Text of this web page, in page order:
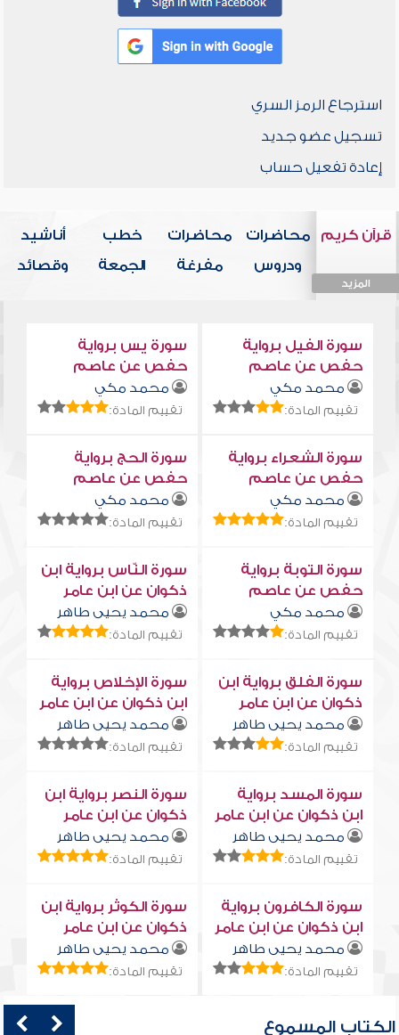
استرجاع الرمز السري
تسجيل عضو جديد
إعادة تفعيل حساب
قرآن كريم
المزيد
محاضرات
ودروس
محاضرات
مفرغة
خطب
الجمعة
أناشيد
وقصائد
سورة الفيل برواية
حفص عن عاصم
محمد مكي
تقييم المادة:
سورة يس برواية
حفص عن عاصم
محمد مكي
تقييم المادة:
سورة الشعراء برواية
حفص عن عاصم
محمد مكي
تقييم المادة:
سورة الحج برواية
حفص عن عاصم
محمد مكي
تقييم المادة:
سورة التوبة برواية
حفص عن عاصم
محمد مكي
تقييم المادة:
سورة النّاس برواية ابن
ذكوان عن ابن عامر
محمد يحيى طاهر
تقييم المادة:
سورة الفلق برواية ابن
ذكوان عن ابن عامر
محمد يحيى طاهر
تقييم المادة:
سورة الإخلاص برواية
ابن ذكوان عن ابن عامر
محمد يحيى طاهر
تقييم المادة:
سورة المسد برواية
ابن ذكوان عن ابن عامر
محمد يحيى طاهر
تقييم المادة:
سورة النصر برواية ابن
ذكوان عن ابن عامر
محمد يحيى طاهر
تقييم المادة:
سورة الكافرون برواية
ابن ذكوان عن ابن عامر
محمد يحيى طاهر
تقييم المادة:
سورة الكوثر برواية ابن
ذكوان عن ابن عامر
محمد يحيى طاهر
تقييم المادة:
الكتاب المسموع